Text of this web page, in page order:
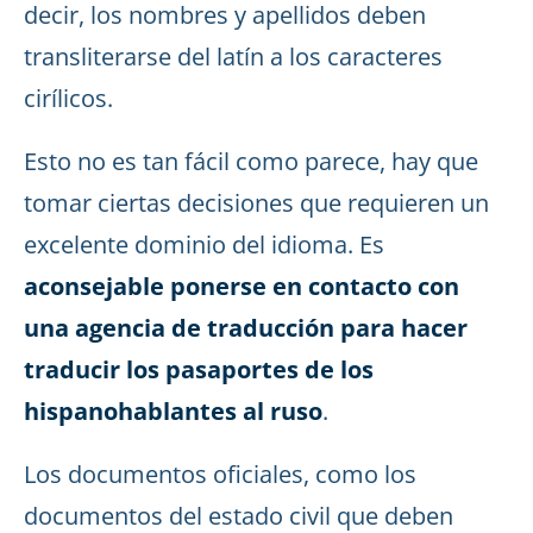
decir, los nombres y apellidos deben
transliterarse del latín a los caracteres
cirílicos.
Esto no es tan fácil como parece, hay que
tomar ciertas decisiones que requieren un
excelente dominio del idioma. Es
aconsejable ponerse en contacto con
una agencia de traducción para hacer
traducir los pasaportes de los
hispanohablantes al ruso.
Los documentos oficiales, como los
documentos del estado civil que deben